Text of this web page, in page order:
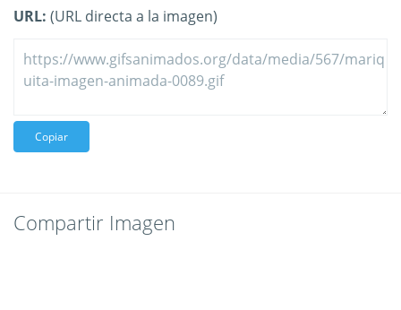
URL: (URL directa a la imagen)
Copiar
Compartir Imagen